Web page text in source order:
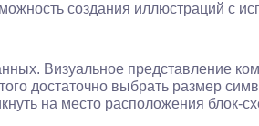
создания иллюстраций с
Визуальное представление
достаточно выбрать размер
на место расположения блок-